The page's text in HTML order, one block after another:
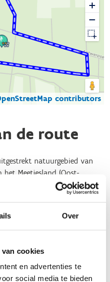
Over
cookies
en advertenties te
social media te bieden
contributors
de route
natuurgebied van
het Meetjesland (Oost-
een afwisselend landschap
velden en kleurrijke
recreëren. Naast wandel-,
aan de parking van het